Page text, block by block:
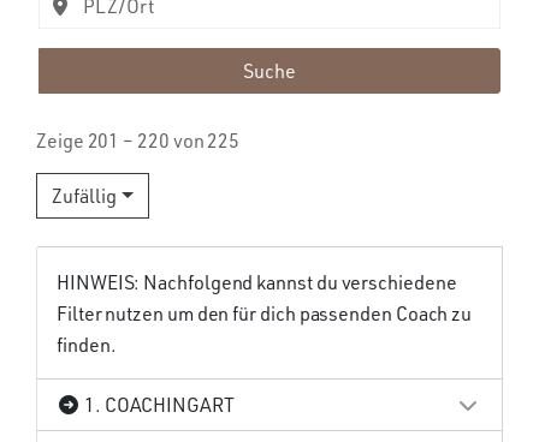
Suche
Zeige 201 – 220 von 225
Zufällig
HINWEIS: Nachfolgend kannst du verschiedene
Filter nutzen um den für dich passenden Coach zu
finden.
1. COACHINGART